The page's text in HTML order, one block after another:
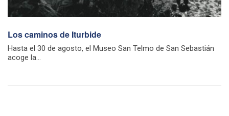
Los caminos de Iturbide
Hasta el 30 de agosto, el Museo San Telmo de San Sebastián
acoge la...